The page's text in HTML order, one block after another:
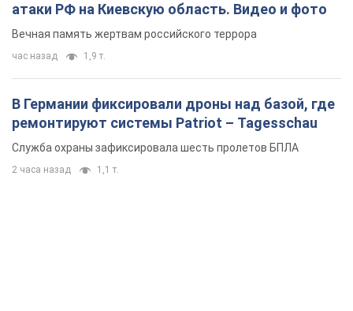
атаки РФ на Киевскую область. Видео и фото
Вечная память жертвам российского террора
час назад 1,9 т.
В Германии фиксировали дроны над базой, где
ремонтируют системы Patriot – Tagesschau
Служба охраны зафиксировала шесть пролетов БПЛА
2 часа назад 1,1 т.